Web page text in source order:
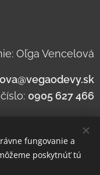
Oľga Vencelová
0905 627 466
údajov
fungovanie a
poskytnúť tú